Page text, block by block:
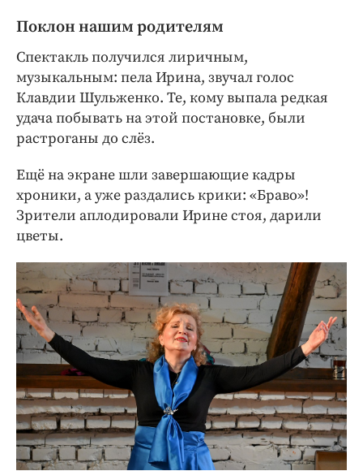
Поклон нашим родителям
Спектакль получился лиричным,
музыкальным: пела Ирина, звучал голос
Клавдии Шульженко. Те, кому выпала редкая
удача побывать на этой постановке, были
растроганы до слёз.
Ещё на экране шли завершающие кадры
хроники, а уже раздались крики: «Браво»!
Зрители аплодировали Ирине стоя, дарили
цветы.